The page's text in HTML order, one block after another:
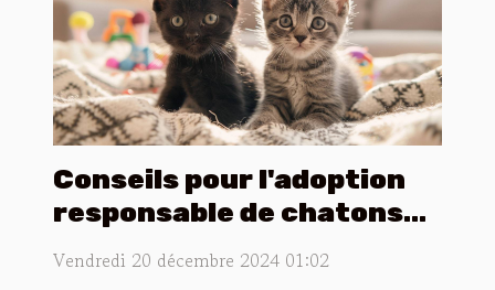
Conseils pour l'adoption
responsable de chatons
sphynx et maine coon
Vendredi 20 décembre 2024 01:02